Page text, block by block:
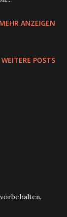
MEHR ANZEIGEN
WEITERE POSTS